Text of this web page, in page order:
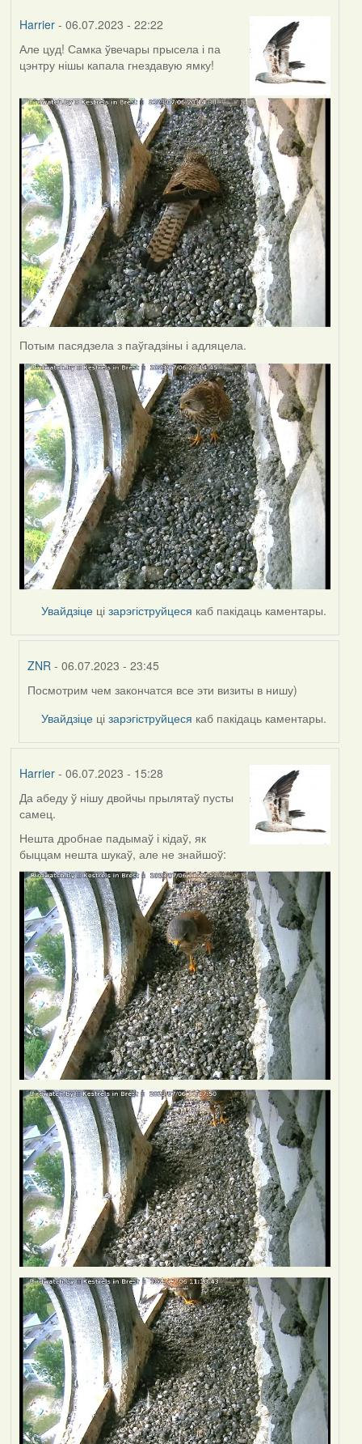
Harrier- 06.07.2023 - 22:22
Але цуд! Самка ўвечары прысела і па
цэнтру нішы капала гнездавую ямку!
Потым пасядзела з паўгадзіны і адляцела.
Увайдзіце цізарэгіструйцеся каб пакідаць каментары.
ZNR - 06.07.2023 - 23:45
In
reply
by
Посмотрим чем закончатся все эти визиты в нишу)
Увайдзіце цізарэгіструйцеся каб пакідаць каментары.
Harrier- 06.07.2023 - 15:28
Да абеду ў нішу двойчы прылятаў пусты
самец.
Нешта дробнае падымаў і кідаў, як
быццам нешта шукаў, але не знайшоў: